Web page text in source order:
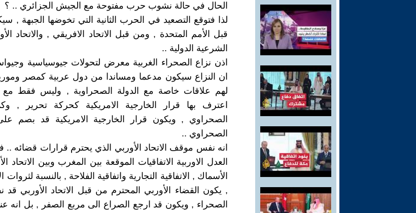
الحال في حالة نشوب حرب مفتوحة مع الجيش الجزائري .. ؟
لذا فتوقع التصعيد في الحرب الثانية التي تخوضها الجبهة ,
قبل الأمم المتحدة , ومن قبل الاتحاد الافريقي , والاتحاد
الشرعية الدولية ..
اذن نزاع الصحراء الغربية معرض لتحولات جيوسياسية
ان النزاع سيكون مدعما ومساندا من دول عربية كمصر
لهم علاقات خاصة مع الدولة الصحراوية , وليس فقط مع
اعترف بها قرار الخارجية الامريكية كحركة تحرير ,
الصحراوي , ويكون قرار الخارجية الامريكية قد بصم
الصحراوي ..
انه نفس موقف الاتحاد الأوربي الذي يحترم قرارات قضائه
العدل الاوربية الاتفاقيات الموقعة بين المغرب وبين الاتحاد
الأسماك , الاتفاقية التجارية واتفاقية الفلاحة , بالنسبة لثروات
, يكون القضاء الأوربي المحترم من قبل الاتحاد الأوربي
الصحراء , ويكون قد ارجع الصراع الى مربع الصفر , بل انه